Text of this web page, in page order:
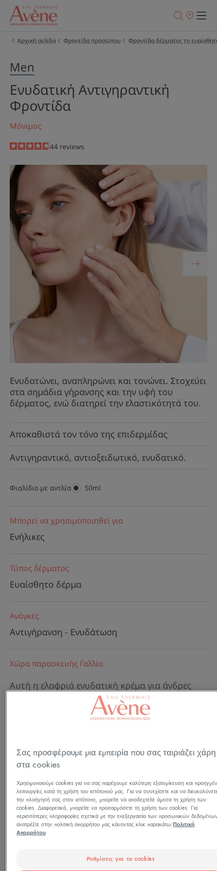
Σημεία
Αρχική σελίδα
Φροντίδα προσώπου Φροντίδα δέρματος το
Men
Ενυδατική Αντιγηραντική
Φροντίδα
Μόνιμος
4.7
/5
44 reviews
Ενυδατώνει, αναπληρώνει και τονώνει. Στοχεύει
στα σημάδια γήρανσης και την υφή του
δέρματος, ενώ διατηρεί την ελαστικότητά του.
Αποκαθιστά τον τόνο της επιδερμίδας
Αντιγηραντικό, αντιοξειδωτικό, ενυδατικό.
Φιαλίδιο με αντλία
Φιαλίδιο
50ml
Μπορεί να χρησιμοποιηθεί για
Ενήλικες
Τύπος δέρματος
Ευαίσθητο δέρμα
Ανάγκες
Αντιγήρανση - Ενυδάτωση
Χώρα παρασκευής Γαλλία
Αυτή η ελαφριά ενυδατική κρέμα για άνδρες
αναζωογονεί, τονώνει και ενυδατώνει όλους
τους τύπους ευαίσθητου δέρματος. Δρα στα
Εμπλουτισμένη με Υαλουρονικό Οξύ, συμβάλλει
υαλουρονικού οξέος στο δέρμα, το οποίο
γίνεται ορατά πιο τονωμένο και σφριγηλό. Η
αντιγηραντική ενυδατική κρέμα συσφίγγει και
προλαμβάνει το οξειδωτικό στρες σε όλους
διακριτικά αρωματισμένη, κρεμώδης και μη
Δείτε περισσότερα
Σας προσφέρουμε μια εμπειρία που σας ταιριάζει χάρη
στα cookies
Χρησιμοποιούμε cookies για να σας παρέχουμε καλύτερη εξατομίκευση και
λειτουργίες κατά τη χρήση του ιστότοπού μας. Για να συνεχίσετε και να
την πλοήγησή σας στον ιστότοπο, μπορείτε να αποδεχτείτε άμεσα τη χρήση των
cookies. Διαφορετικά, μπορείτε να προσαρμόσετε τη χρήση των cookies. Για
περισσότερες πληροφορίες σχετικά με την επεξεργασία των προσωπικών
ανατρέξτε στην πολιτική απορρήτου μας κάνοντας κλικ παρακάτω:Πολιτική
Απορρήτου
Ρυθμίσεις για τα cookies